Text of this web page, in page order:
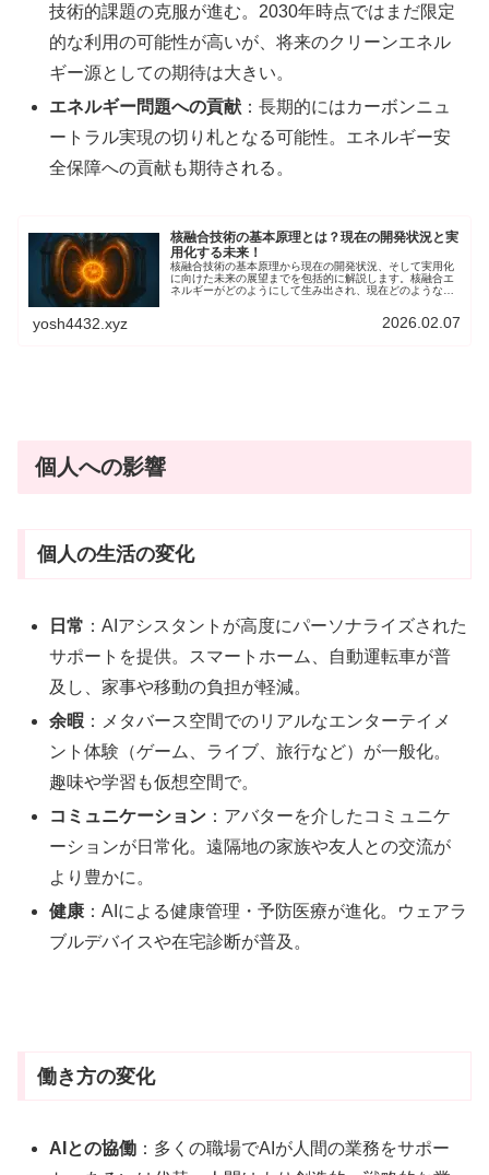
技術的課題の克服が進む。2030年時点ではまだ限定
的な利用の可能性が高いが、将来のクリーンエネル
ギー源としての期待は大きい。
エネルギー問題への貢献 ：長期的にはカーボンニュ
ートラル実現の切り札となる可能性。エネルギー安
全保障への貢献も期待される。
核融合技術の基本原理とは？現在の開発状況と実
用化する未来！
核融合技術の基本原理から現在の開発状況、そして実用化
に向けた未来の展望までを包括的に解説します。核融合エ
ネルギーがどのようにして生み出され、現在どのような研
な影響をもたらす可能性があるのかを探っていきます。
yosh4432.xyz 2026.02.07
個人への影響
個人の生活の変化
日常 ：AIアシスタントが高度にパーソナライズされた
サポートを提供。スマートホーム、自動運転車が普
及し、家事や移動の負担が軽減。
余暇 ：メタバース空間でのリアルなエンターテイメ
ント体験（ゲーム、ライブ、旅行など）が一般化。
趣味や学習も仮想空間で。
コミュニケーション ：アバターを介したコミュニケ
ーションが日常化。遠隔地の家族や友人との交流が
より豊かに。
健康 ：AIによる健康管理・予防医療が進化。ウェアラ
ブルデバイスや在宅診断が普及。
働き方の変化
AIとの協働 ：多くの職場でAIが人間の業務をサポー